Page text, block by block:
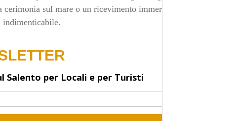
sul mare o un ricevimento immerso nella natura,
indimenticabile.